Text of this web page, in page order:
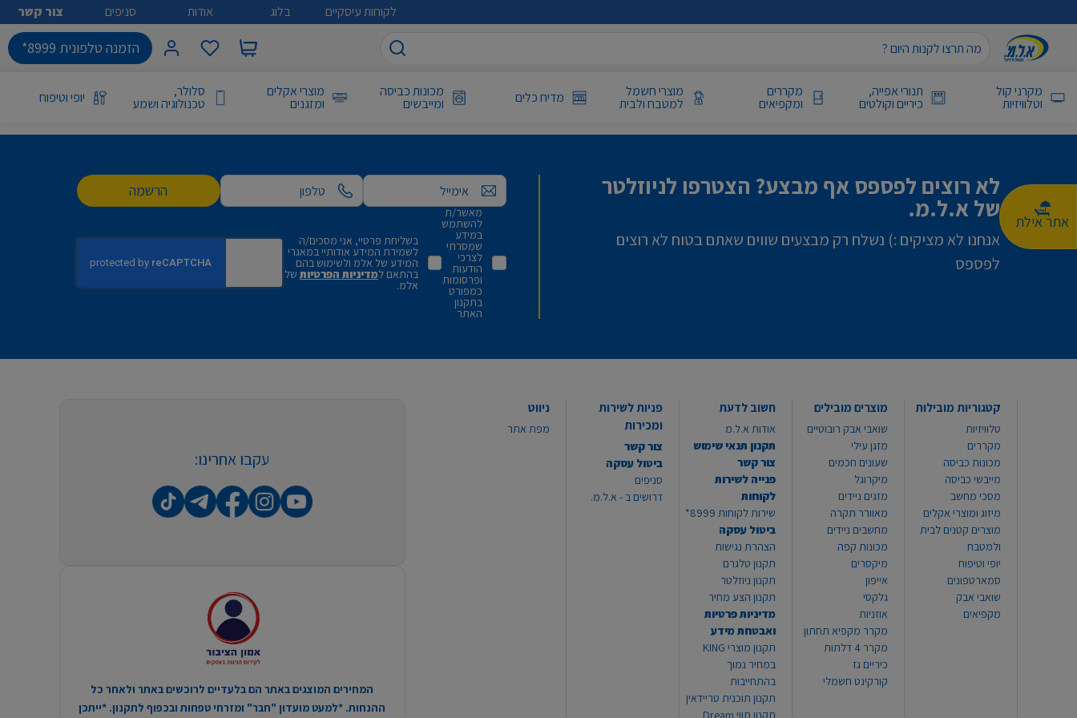
אתר אילת
לקוחות עיסקיים בלוג אודות סניפים צור קשר
הזמנה טלפונית 8999*
מקרני קול
וטלוויזיות
תנורי אפייה,
כיריים וקולטים
מקררים
ומקפיאים
מוצרי חשמל
למטבח ולבית מדיח כלים מכונות כביסה
ומייבשים
מוצרי אקלים
ומזגנים
סלולר,
טכנולוגיה ושמע יופי וטיפוח
לא רוצים לפספס אף מבצע? הצטרפו לניוזלטר
של א.ל.מ.
אנחנו לא מציקים :) נשלח רק מבצעים שווים שאתם בטוח לא רוצים
לפספס
אימייל הרשמה
מאשר/ת
להשתמש
במידע
שמסרתי
לצרכי
הודעות
ופרסומות
כמפורט
בתקנון
האתר
בשליחת פרטיי, אני מסכים/ה
לשמירת המידע אודותיי במאגרי
המידע של אלמ ולשימוש בהם
בהתאם למדיניות הפרטיות של
אלמ.
קטגוריות מובילות
טלוויזיות
מקררים
מכונות כביסה
מייבשי כביסה
מסכי מחשב
מיזוג ומוצרי אקלים
מוצרים קטנים לבית
ולמטבח
יופי וטיפוח
סמארטפונים
שואבי אבק
מקפיאים
מוצרים מובילים
שואבי אבק רובוטיים
מזגן עילי
שעונים חכמים
מיקרוגל
מזגים ניידים
מאוורר תקרה
מחשבים ניידים
מכונות קפה
מיקסרים
אייפון
גלקסי
אוזניות
מקרר מקפיא תחתון
מקרר 4 דלתות
כיריים גז
קורקינט חשמלי
חשוב לדעת
אודות א.ל.מ
תקנון תנאי שימוש
צור קשר
פנייה לשירות
לקוחות
שירות לקוחות 8999*
ביטול עסקה
הצהרת נגישות
תקנון טלגרם
תקנון ניוזלטר
תקנון הצע מחיר
מדיניות פרטיות
ואבטחת מידע
תקנון מוצרי KING
במחיר נמוך
בהתחייבות
תקנון תוכנית טריידאין
תקנון תווי Dream
פניות לשירות
ומכירות
צור קשר
ביטול עסקה
סניפים
דרושים ב - א.ל.מ.
ניווט
מפת אתר
עקבו אחרינו:
המחירים המוצגים באתר הם בלעדיים לרוכשים באתר ולאחר כל
ההנחות. *למעט מועדון "חבר" ומזרחי טפחות ובכפוף לתקנון. *ייתכן